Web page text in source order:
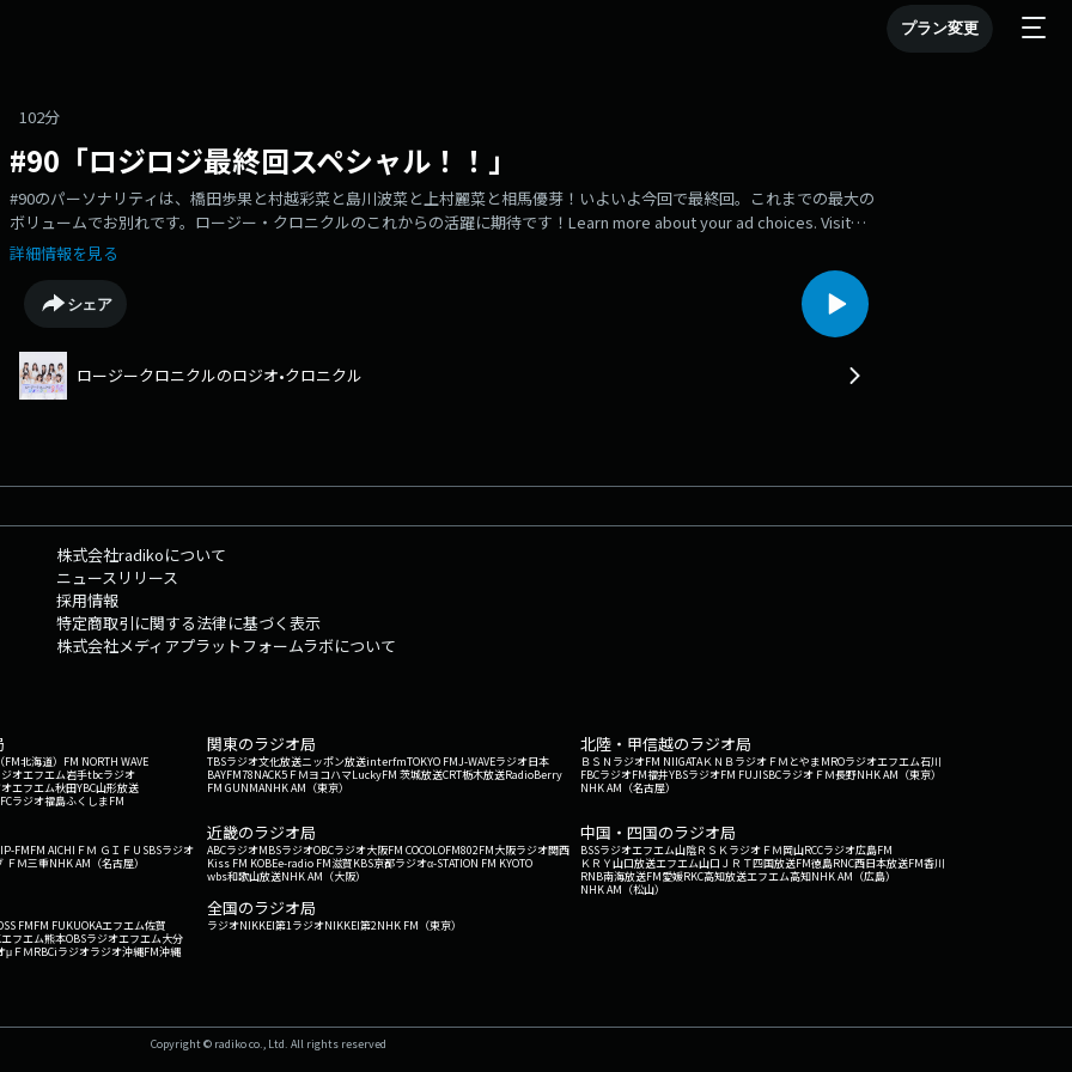
プラン変更
102分
#90「ロジロジ最終回スペシャル！！」
#90のパーソナリティは、橋田歩果と村越彩菜と島川波菜と上村麗菜と相馬優芽！いよいよ今回で最終回。これまでの最大の
ボリュームでお別れです。ロージー・クロニクルのこれからの活躍に期待です！Learn more about your ad choices. Visit
podcastchoices.com/adchoices
詳細情報を見る
シェア
ロージークロニクルのロジオ•クロニクル
株式会社radikoについて
ニュースリリース
採用情報
特定商取引に関する法律に基づく表示
株式会社メディアプラットフォームラボについて
北海道） FM NORTH WAVE
オエフエム岩手tbcラジオ
エフエム秋田YBC山形放送
ラジオ福島ふくしまFM
関東のラジオ局
TBSラジオ文化放送ニッポン放送interfmTOKYO FMJ-WAVEラジオ日本
BAYFM78NACK5 ＦＭヨコハマLuckyFM 茨城放送CRT栃木放送RadioBerry
FM GUNMANHK AM（東京）
北陸・甲信越のラジオ局
ＢＳＮラジオFM NIIGATAＫＮＢラジオ ＦＭとやまMROラジオエフエム石川
FBCラジオFM福井YBSラジオFM FUJISBCラジオ ＦＭ長野NHK AM（東京）
NHK AM（名古屋）
FMFM AICHI ＦＭ ＧＩＦＵ SBSラジオ
ＦＭ三重NHK AM（名古屋）
近畿のラジオ局
ABCラジオMBSラジオOBCラジオ大阪FM COCOLOFM802FM大阪ラジオ関西
Kiss FM KOBEe-radio FM滋賀KBS京都ラジオα-STATION FM KYOTO
wbs和歌山放送NHK AM（大阪）
中国・四国のラジオ局
BSSラジオエフエム山陰ＲＳＫラジオ ＦＭ岡山RCCラジオ広島FM
ＫＲＹ山口放送エフエム山口 ＪＲＴ四国放送FM徳島RNC西日本放送FM香川
RNB南海放送FM愛媛RKC高知放送エフエム高知NHK AM（広島）
NHK AM（松山）
FMFM FUKUOKAエフエム佐賀
フエム熊本OBSラジオエフエム大分
μＦＭRBCiラジオラジオ沖縄FM沖縄
全国のラジオ局
ラジオNIKKEI第1ラジオNIKKEI第2NHK FM（東京）
Copyright © radiko co., Ltd. All rights reserved